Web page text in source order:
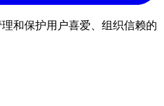
和保护用户喜爱、组织信赖的